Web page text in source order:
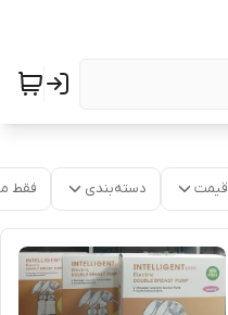
قیمت دسته‌بندی فقط